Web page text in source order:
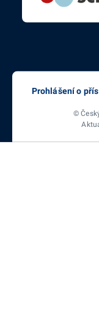
Prohlášení o
©